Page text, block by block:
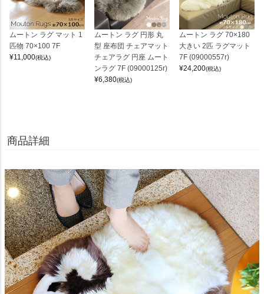
ムートン ラグ マット 1
匹物 70×100 7F
¥11,000(税込)
ムートン ラグ 円形 丸
型 座布団 チェアマット
チェアラグ 円座 ムート
ンラグ 7F (09000125r)
¥6,380(税込)
ムートン ラグ 70×180
大きい 2匹 ラグマット
7F (09000557r)
¥24,200(税込)
商品詳細